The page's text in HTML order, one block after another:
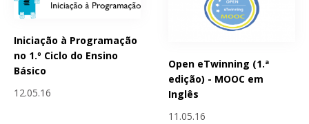
Iniciação à Programação
no 1.º Ciclo do Ensino
Básico
12.05.16
Open eTwinning (1.ª
edição) - MOOC em
Inglês
11.05.16